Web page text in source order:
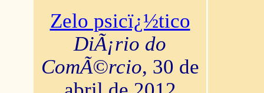
Zelo psicï¿½tico
DiÃ¡rio do
ComÃ©rcio, 30 de